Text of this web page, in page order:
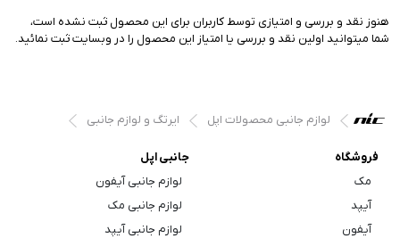
هنوز نقد و بررسی و امتیازی توسط کاربران برای این محصول ثبت نشده است،
شما میتوانید اولین نقد و بررسی یا امتیاز این محصول را در وبسایت ثبت نمائید.
لوازم جانبی محصولات اپل ایرتگ و لوازم جانبی
فروشگاه
مک
آیپد
آیفون
جانبی اپل
لوازم جانبی آیفون
لوازم جانبی مک
لوازم جانبی آیپد